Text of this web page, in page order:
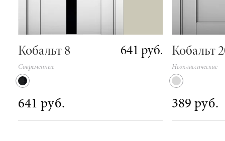
Кобальт 8 641 руб.
Современные
641 руб.
Кобальт
Неоклассические
389 руб.